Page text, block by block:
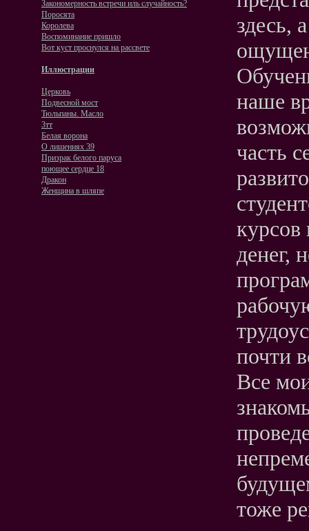
Закономерность встречи иль случайность?
Поросята
Королева
Воспоминание пришло
Вот куст проснулся на рассвете
Иллюстрации
Церковь
Подвесной мост
Тюльпаны. Масло
3тт
Белая ворона
О лишениях 39
Призрак белого паруса
поющее сердце 18
Дракон
Женщина в шляпе
здесь,
наше
часть
денег,
почти
Все
тоже